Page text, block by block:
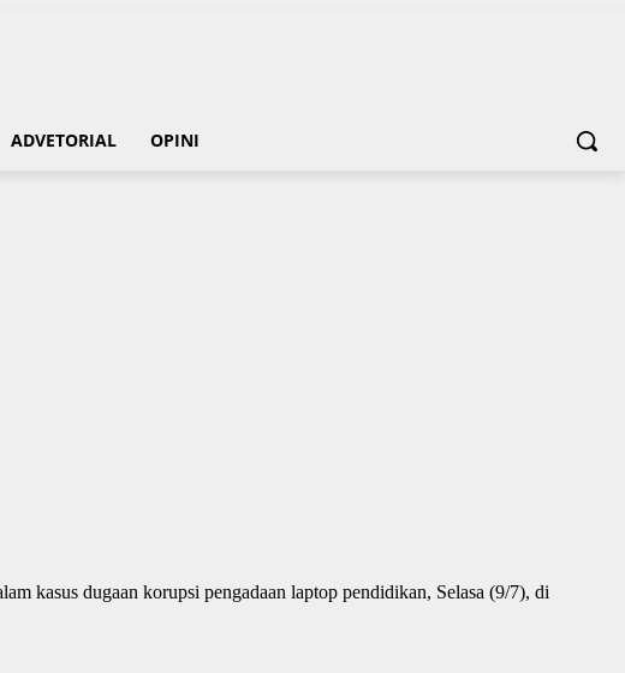
ADVETORIAL OPINI
kasus dugaan korupsi pengadaan laptop pendidikan, Selasa (9/7), di